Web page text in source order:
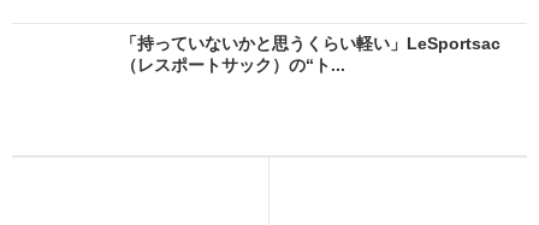
「持っていないかと思うくらい軽い」LeSportsac
（レスポートサック）の“ト...